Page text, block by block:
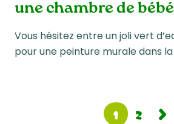
une chambre de bébé
Vous hésitez entre un joli vert
pour une peinture murale dans
1 2